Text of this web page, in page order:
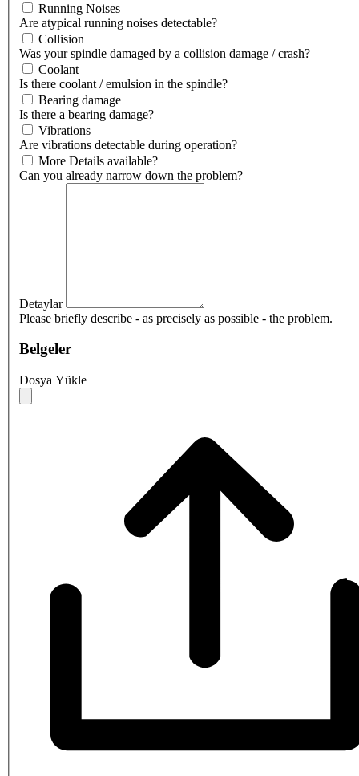
Running Noises
Are atypical running noises detectable?
Collision
Was your spindle damaged by a collision damage / crash?
Coolant
Is there coolant / emulsion in the spindle?
Bearing damage
Is there a bearing damage?
Vibrations
Are vibrations detectable during operation?
More Details available?
Can you already narrow down the problem?
Detaylar
Please briefly describe - as precisely as possible - the problem.
Belgeler
Dosya Yükle